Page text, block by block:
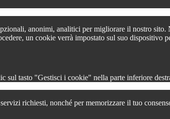
anonimi, analitici per migliorare il nostro sito.
un cookie verrà impostato sul suo dispositivo
sul tasto "Gestisci i cookie" nella parte inferiore
richiesti, nonché per memorizzare il tuo